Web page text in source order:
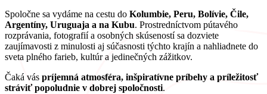
Spoločne sa vydáme na cestu do Kolumbie, Peru, Bolívie, Čile,
Argentíny, Uruguaja a na Kubu. Prostredníctvom pútavého
rozprávania, fotografií a osobných skúseností sa dozviete
zaujímavosti z minulosti aj súčasnosti týchto krajín a nahliadnete do
sveta plného farieb, kultúr a jedinečných zážitkov.
Čaká vás príjemná atmosféra, inšpiratívne príbehy a príležitosť
stráviť popoludnie v dobrej spoločnosti.